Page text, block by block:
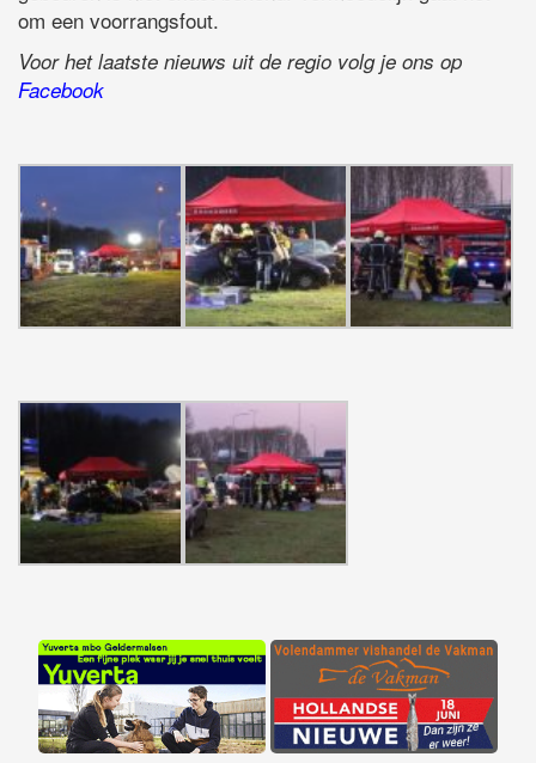
om een voorrangsfout.
Voor het laatste nieuws uit de regio volg je ons op
Facebook